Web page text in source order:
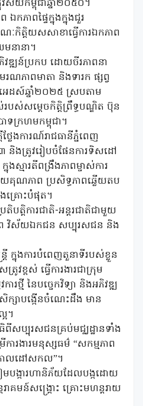
វិស័យកម្ពុជាឆ្នាំ២០៥០។
ឯកភាពផ្ទៃក្នុងក្នុងជួរ
ៈកិត្តិយសសាខាធ្វើការឯកភាព
មនានា។
ឍន៍ប្រកប ដោយចីរភាពនា
ណភាពមាតា និងទារក ផ្សព្វ
េដស៍ឆ្នាំ២០២៥ ស្របតាម
បស់សម្ដេចកិត្តិព្រឹទ្ធបណ្ឌិត ប៊ុន
ទក្រហមកម្ពុជា។
ថ្លែងការណ៍រាជធានីភ្នំពេញ
និងត្រូវរៀបចំផែនការទិសដៅ
ងស្មារតីពង្រឹងភាពម្ចាស់ការ
គុណភាព ប្រសិទ្ធភាពឆ្លើយតប
ងគ្រោះបំផុត។
តិបត្តិការជាតិ-អន្តរជាតិជាមួយ
ាព វិស័យឯកជន សប្បុរសជន និង
រ្តី ក្នុងការបំពេញតួនាទីរបស់ខ្លួន
ខ្ពស់ ធ្វើការងារជាក្រុម
ារថ្មី នៃបច្ចេកវិទ្យា និងអភិវឌ្ឍ
ាបង្កើនចំណេះដឹង មាន
។
ពីសប្បុរសជនគ្រប់មជ្ឈដ្ឋានទាំង
ការងារមនុស្សធម៌ “សកម្មភាព
ោលដៅសកល”។
មបង្ការហានិភ័យដែលបង្កដោយ
ាគមន៍សង្គ្រោះ គ្រោះមហន្តរាយ